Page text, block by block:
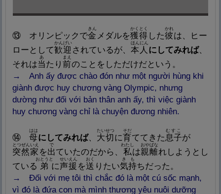
⑬ オリンピックで金
きん
メダルを獲得
かくとく
した彼
phương
かれ
は、ヒー
ローとして歓迎
かんげい
されているが、 本
Nghĩa: Gốc, rễ, cội nguồn của
人
ほんにん
にしてみれば、
それは当
ứng
あ
たり 前
Nghĩa: Trước, trước đây, trước
まえ
のことをしただけだという。
→ Anh ấy được chào đón như một người hùng khi
giành được huy chương vàng Olympic, nhưng
dường như đối với bản thân anh ấy, thì việc giành
huy chương vàng chỉ là chuyện đương nhiên.
⑭ 母
はは
にしてみれば、 大切
たいせつ
に育
そだ
ててきた息子
むすこ
が
突然家
とつぜんいえ
を出
で
ていたのだから、 私
わたし
は親
Nghĩa: Người thân, cha mẹ, bố
離
おやばな
れしようとし
ている 弟
Nghĩa: Em trai
おとうと
に声援
Nghĩa: Khích lệ, viện trợ, chi
せいえん
を送
おく
りたい気
Nghĩa: Không khí, khí chất; khí
持
きも
ちだった。
→ Đối với mẹ tôi thì chắc đó là một cú sốc mạnh,
vì đó là đứa con mà mình thương yêu nuôi dưỡng